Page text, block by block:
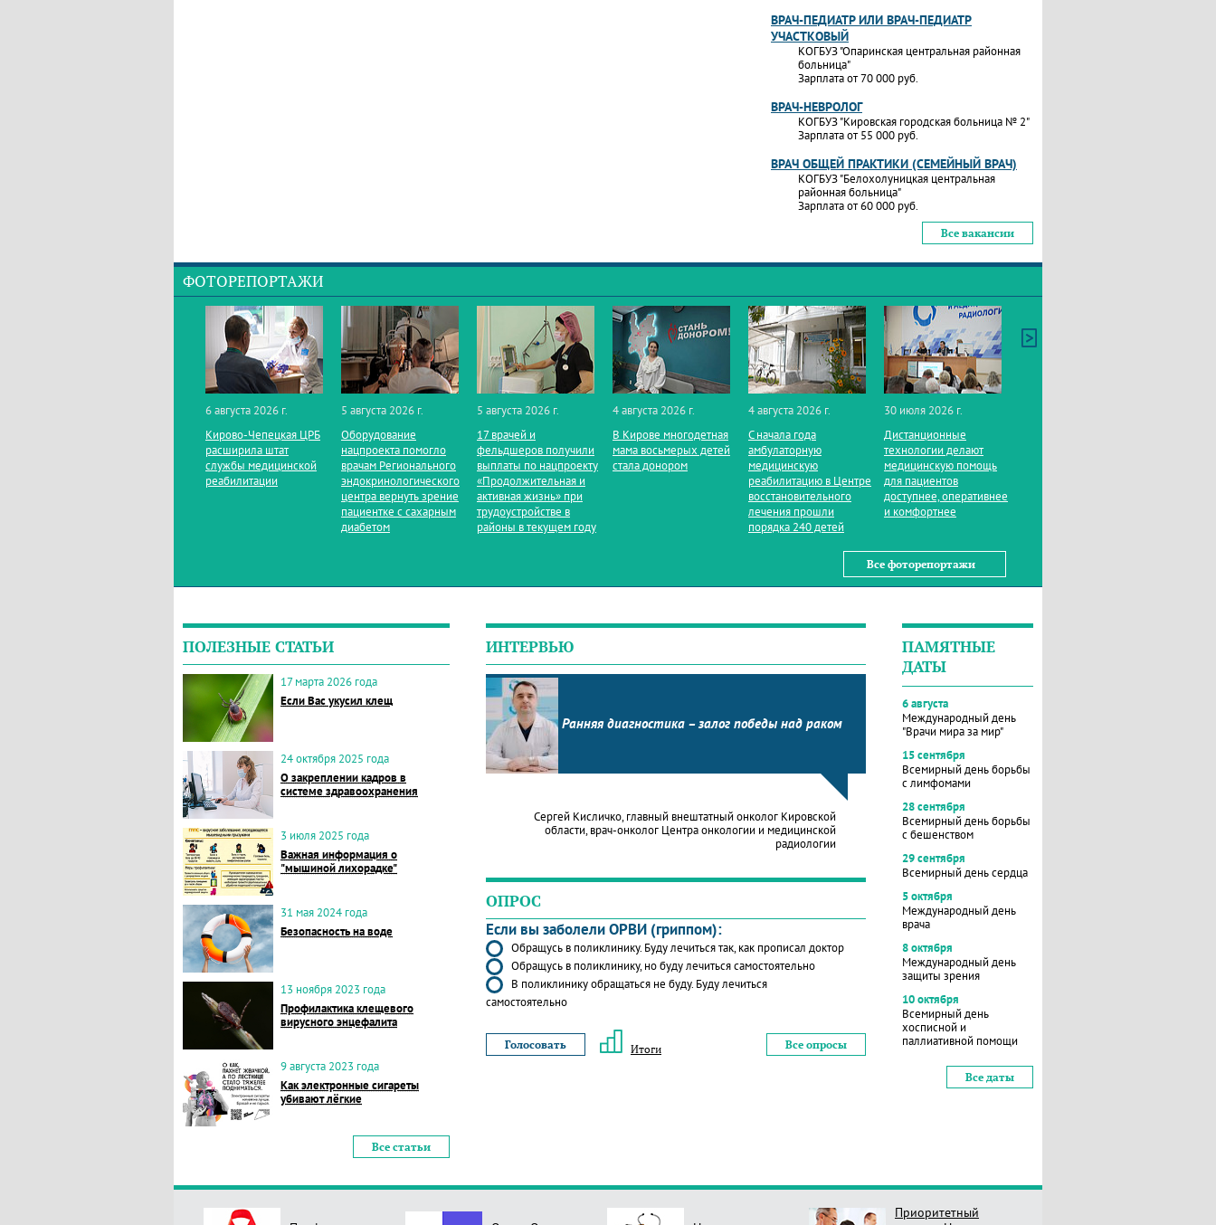
ВРАЧ-ПЕДИАТР ИЛИ ВРАЧ-ПЕДИАТР
УЧАСТКОВЫЙ
КОГБУЗ "Опаринская центральная районная
больница"
Зарплата от 70 000 руб.
ВРАЧ-НЕВРОЛОГ
КОГБУЗ "Кировская городская больница № 2"
Зарплата от 55 000 руб.
ВРАЧ ОБЩЕЙ ПРАКТИКИ (СЕМЕЙНЫЙ ВРАЧ)
КОГБУЗ "Белохолуницкая центральная
районная больница"
Зарплата от 60 000 руб.
Все вакансии
ФОТОРЕПОРТАЖИ
6 августа 2026 г.
Кирово‑Чепецкая ЦРБ
расширила штат
службы медицинской
реабилитации
5 августа 2026 г.
Оборудование
нацпроекта помогло
врачам Регионального
эндокринологического
центра вернуть зрение
пациентке с сахарным
диабетом
5 августа 2026 г.
17 врачей и
фельдшеров получили
выплаты по нацпроекту
«Продолжительная и
активная жизнь» при
трудоустройстве в
районы в текущем году
4 августа 2026 г.
В Кирове многодетная
мама восьмерых детей
стала донором
4 августа 2026 г.
С начала года
амбулаторную
медицинскую
реабилитацию в Центре
восстановительного
лечения прошли
порядка 240 детей
30 июля 2026 г.
Дистанционные
технологии делают
медицинскую помощь
для пациентов
доступнее, оперативнее
и комфортнее
Все фоторепортажи
ПОЛЕЗНЫЕ СТАТЬИ
17 марта 2026 года
Если Вас укусил клещ
24 октября 2025 года
О закреплении кадров в
системе здравоохранения
3 июля 2025 года
Важная информация о
"мышиной лихорадке"
31 мая 2024 года
Безопасность на воде
13 ноября 2023 года
Профилактика клещевого
вирусного энцефалита
9 августа 2023 года
Как электронные сигареты
убивают лёгкие
Все статьи
ИНТЕРВЬЮ
Ранняя диагностика – залог победы над раком
Сергей Кисличко, главный внештатный онколог Кировской
области, врач-онколог Центра онкологии и медицинской
радиологии
ОПРОС
Если вы заболели ОРВИ (гриппом):
Обращусь в поликлинику. Буду лечиться так, как прописал доктор
Обращусь в поликлинику, но буду лечиться самостоятельно
В поликлинику обращаться не буду. Буду лечиться
самостоятельно
Итоги Все опросы
ПАМЯТНЫЕ
ДАТЫ
6 августа
Международный день
"Врачи мира за мир"
15 сентября
Всемирный день борьбы
с лимфомами
28 сентября
Всемирный день борьбы
с бешенством
29 сентября
Всемирный день сердца
5 октября
Международный день
врача
8 октября
Международный день
защиты зрения
10 октября
Всемирный день
хосписной и
паллиативной помощи
Все даты
Приоритетный